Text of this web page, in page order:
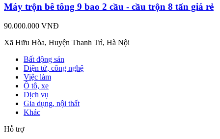
Máy trộn bê tông 9 bao 2 cầu - cầu trộn 8 tấn giá rẻ
90.000.000 VNĐ
Xã Hữu Hòa, Huyện Thanh Trì, Hà Nội
Bất động sản
Điện tử, công nghệ
Việc làm
Ô tô, xe
Dịch vụ
Gia dụng, nội thất
Khác
Hỗ trợ